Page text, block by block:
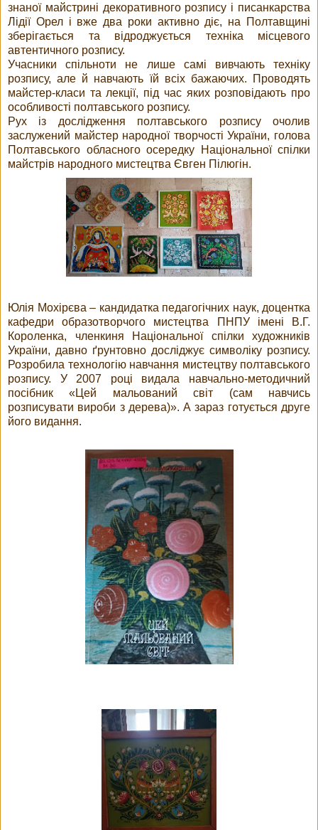
знаної майстрині декоративного розпису і писанкарства
Лідії Орел і вже два роки активно діє, на Полтавщині
зберігається та відроджується техніка місцевого
автентичного розпису.
Учасники спільноти не лише самі вивчають техніку
розпису, але й навчають їй всіх бажаючих. Проводять
майстер-класи та лекції, під час яких розповідають про
особливості полтавського розпису.
Рух із дослідження полтавського розпису очолив
заслужений майстер народної творчості України, голова
Полтавського обласного осередку Національної спілки
майстрів народного мистецтва Євген Пілюгін.
Юлія Мохірєва – кандидатка педагогічних наук, доцентка
кафедри образотворчого мистецтва ПНПУ імені В.Г.
Короленка, членкиня Національної спілки художників
України, давно ґрунтовно досліджує символіку розпису.
Розробила технологію навчання мистецтву полтавського
розпису. У 2007 році видала навчально-методичний
посібник «Цей мальований світ (сам навчись
розписувати вироби з дерева)». А зараз готується друге
його видання.